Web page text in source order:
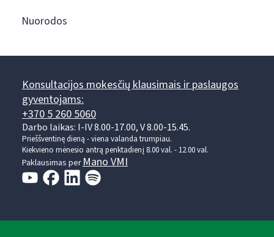
Nuorodos
Konsultacijos mokesčių klausimais ir paslaugos
gyventojams:
+370 5 260 5060
Darbo laikas: I-IV 8.00-17.00, V 8.00-15.45.
Prieššventinę dieną - viena valanda trumpiau.
Kiekvieno mėnesio antrą penktadienį 8.00 val. - 12.00 val.
Paklausimas per Mano VMI